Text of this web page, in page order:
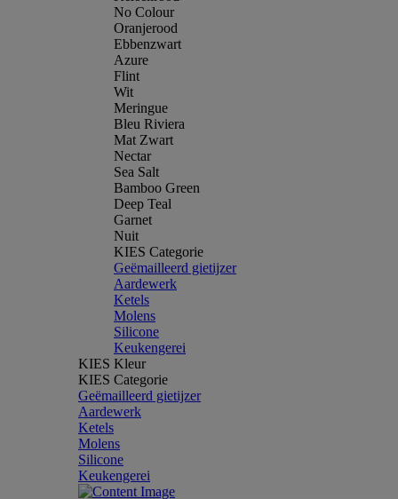
No Colour
Oranjerood
Ebbenzwart
Azure
Flint
Wit
Meringue
Bleu Riviera
Mat Zwart
Nectar
Sea Salt
Bamboo Green
Deep Teal
Garnet
Nuit
KIES Categorie
Geëmailleerd gietijzer
Aardewerk
Ketels
Molens
Silicone
Keukengerei
KIES Kleur
KIES Categorie
Geëmailleerd gietijzer
Aardewerk
Ketels
Molens
Silicone
Keukengerei